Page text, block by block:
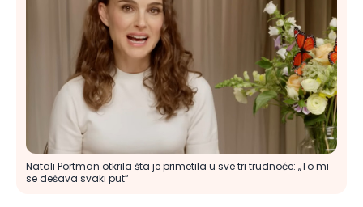
Natali Portman otkrila šta je primetila u sve tri trudnoće: „To mi
se dešava svaki put“